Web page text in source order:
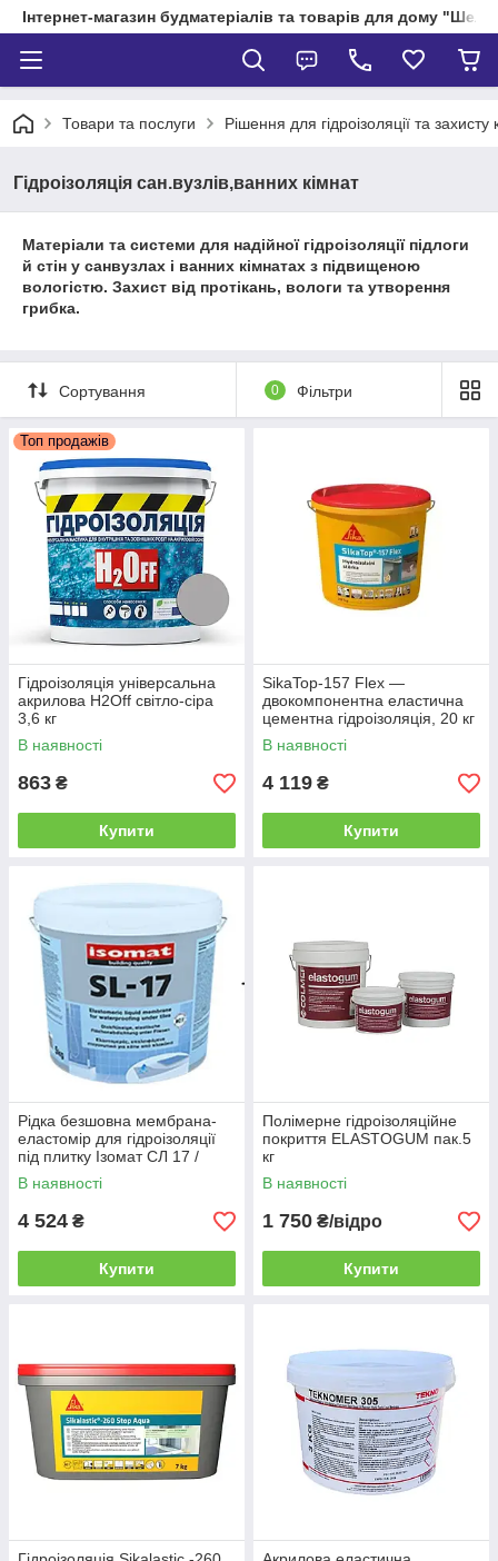
Інтернет-магазин будматеріалів та товарів для дому
Товари та послуги Рішення для гідроізоляції та захисту
Гідроізоляція сан.вузлів,ванних кімнат
Матеріали та системи для надійної гідроізоляції підлоги
й стін у санвузлах і ванних кімнатах з підвищеною
вологістю. Захист від протікань, вологи та утворення
грибка.
Сортування 0 Фільтри
Топ продажів
Гідроізоляція універсальна
акрилова H2Off світло-сіра
3,6 кг
В наявності
863 ₴
Купити
SikaTop-157 Flex —
двокомпонентна еластична
цементна гідроізоляція, 20 кг
В наявності
4 119 ₴
Купити
Рідка безшовна мембрана-
еластомір для гідроізоляції
під плитку Ізомат СЛ 17 /
Isomat SL 17, 15 кг
В наявності
4 524 ₴
Купити
Полімерне гідроізоляційне
покриття ELASTOGUM пак.5
кг
В наявності
1 750 ₴/відро
Купити